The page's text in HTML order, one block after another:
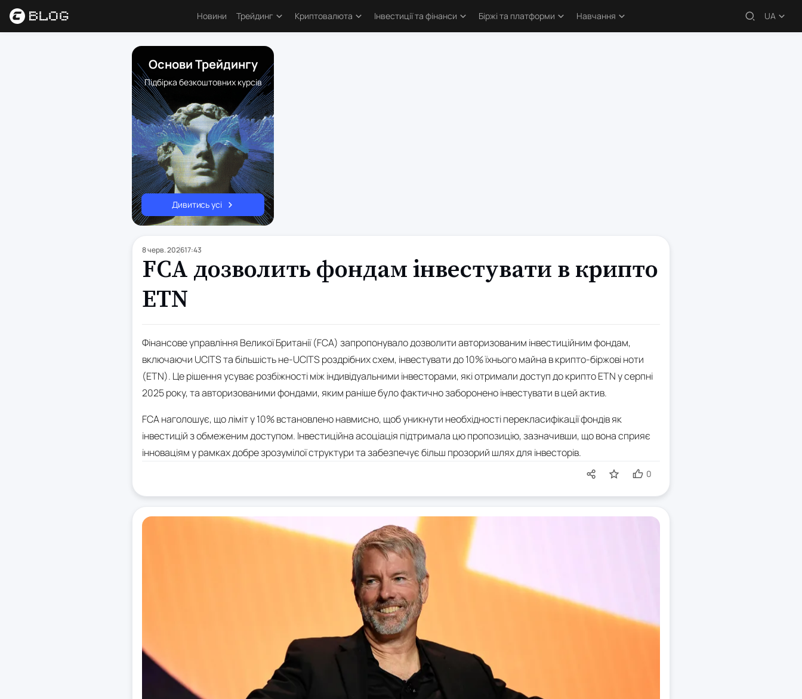
Новини Трейдинг
Аналітика
Основи трейдингу
Психологія трейдинга
Торгові стратегії
Індикатори
Ресурси
Криптовалюта Інвестиції та фінанси Біржі та платформи Навчання UA
Основи Трейдингу
Підбірка безкоштовних курсів
Дивитись усі
8 черв. 202617:43
FCA дозволить фондам інвестувати в крипто
ETN
Фінансове управління Великої Британії (FCA) запропонувало дозволити авторизованим інвестиційним фондам,
включаючи UCITS та більшість не-UCITS роздрібних схем, інвестувати до 10% їхнього майна в крипто-біржові ноти
(ETN). Це рішення усуває розбіжності між індивідуальними інвесторами, які отримали доступ до крипто ETN у серпні
2025 року, та авторизованими фондами, яким раніше було фактично заборонено інвестувати в цей актив.
FCA наголошує, що ліміт у 10% встановлено навмисно, щоб уникнути необхідності перекласифікації фондів як
інвестицій з обмеженим доступом. Інвестиційна асоціація підтримала цю пропозицію, зазначивши, що вона сприяє
інноваціям у рамках добре зрозумілої структури та забезпечує більш прозорий шлях для інвесторів.
0